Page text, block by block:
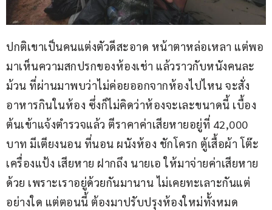
ปกติเขาเป็นคนแต่งตัวดีสะอาด หน้าตาหล่อเหลา แต่พอ
มาเห็นความสกปรกของห้องเช่า แล้วราวกับหนังคนละ
ม้วน ที่ผ่านมาพบว่าไม่ค่อยออกจากห้องไปไหน จะสั่ง
อาหารกินในห้อง ซึ่งก็ไม่คิดว่าห้องจะเละขนาดนี้ เบื้อง
ต้นเข้าแจ้งตำรวจแล้ว ตีราคาค่าเสียหายอยู่ที่ 42,000
บาท มีเตียงนอน ที่นอน ผนังห้อง ชักโครก ตู้เสื้อผ้า โต๊ะ
เครื่องแป้ง เสียหาย ฝากถึง นายเอ ให้มาจ่ายค่าเสียหาย
ด้วย เพราะเราอยู่ด้วยกันมานาน ไม่เคยทะเลาะกันแต่
อย่างใด แต่ตอนนี้ ต้องมาปรับปรุงห้องใหม่ทั้งหมด